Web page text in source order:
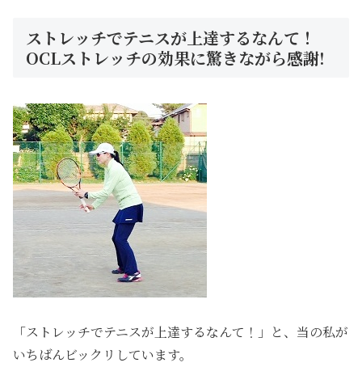
ストレッチでテニスが上達するなんて！
OCLストレッチの効果に驚きながら感謝!
「ストレッチでテニスが上達するなんて！」と、当の私が
いちばんビックリしています。